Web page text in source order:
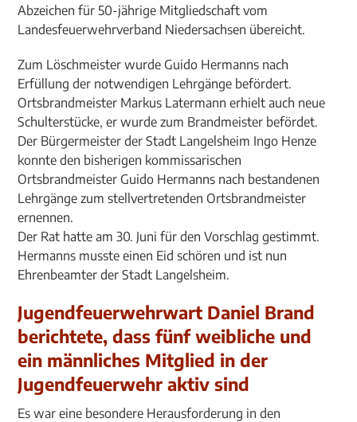
Abzeichen für 50-jährige Mitgliedschaft vom
Landesfeuerwehrverband Niedersachsen übereicht.
Zum Löschmeister wurde Guido Hermanns nach
Erfüllung der notwendigen Lehrgänge befördert.
Ortsbrandmeister Markus Latermann erhielt auch neue
Schulterstücke, er wurde zum Brandmeister befördet.
Der Bürgermeister der Stadt Langelsheim Ingo Henze
konnte den bisherigen kommissarischen
Ortsbrandmeister Guido Hermanns nach bestandenen
Lehrgänge zum stellvertretenden Ortsbrandmeister
ernennen.
Der Rat hatte am 30. Juni für den Vorschlag gestimmt.
Hermanns musste einen Eid schören und ist nun
Ehrenbeamter der Stadt Langelsheim.
Jugendfeuerwehrwart Daniel Brand
berichtete, dass fünf weibliche und
ein männliches Mitglied in der
Jugendfeuerwehr aktiv sind
Es war eine besondere Herausforderung in den